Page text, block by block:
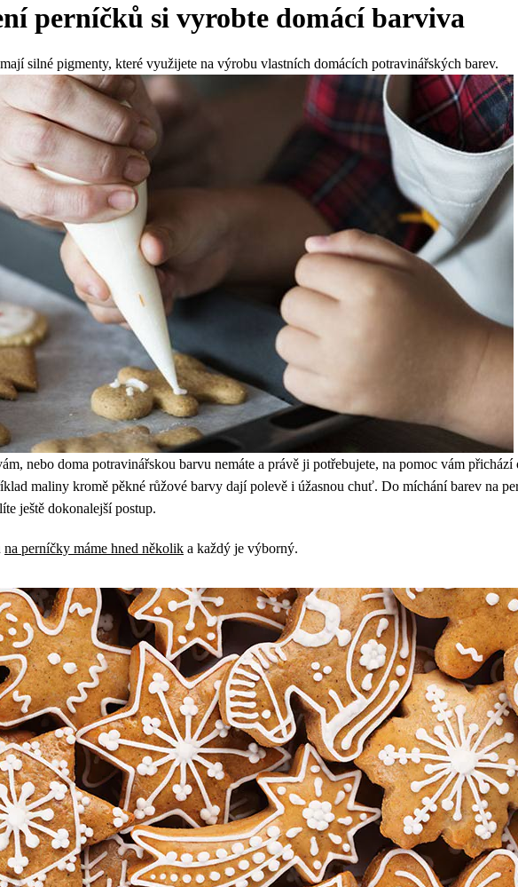
perníčků si vyrobte domácí barviva
silné pigmenty, které využijete na výrobu vlastních domácích potravinářských barev.
nebo doma potravinářskou barvu nemáte a právě ji potřebujete, na pomoc vám
maliny kromě pěkné růžové barvy dají polevě i úžasnou chuť. Do míchání barev na
ještě dokonalejší postup.
na perníčky máme hned několik a každý je výborný.